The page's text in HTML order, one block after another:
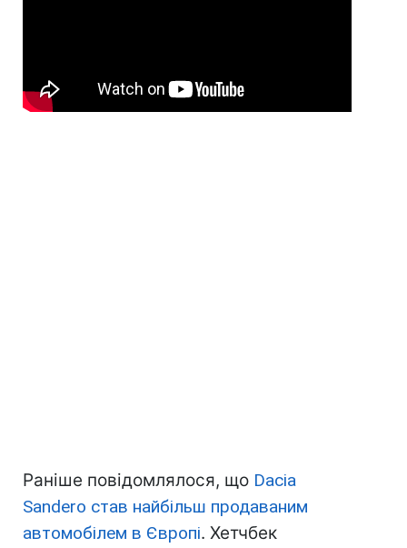
Раніше повідомлялося, що Dacia
Sandero став найбільш продаваним
автомобілем в Європі. Хетчбек